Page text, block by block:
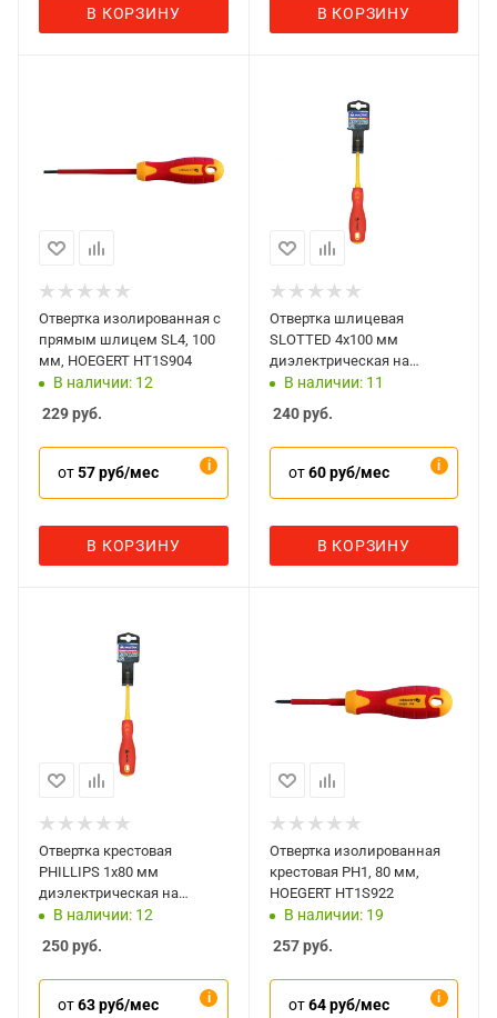
В КОРЗИНУ В КОРЗИНУ
Отвертка изолированная с
прямым шлицем SL4, 100
мм, HOEGERT HT1S904
В наличии: 12
229руб.
от57 руб/мес
В КОРЗИНУ
Отвертка шлицевая
SLOTTED 4х100 мм
диэлектрическая на
держателе Мастак 040-
В наличии: 11
240руб.
от60 руб/мес
В КОРЗИНУ
Отвертка крестовая
PHILLIPS 1х80 мм
диэлектрическая на
держателе Мастак 041-
В наличии: 12
250руб.
от63 руб/мес
Отвертка изолированная
крестовая PH1, 80 мм,
HOEGERT HT1S922
В наличии: 19
257руб.
от64 руб/мес